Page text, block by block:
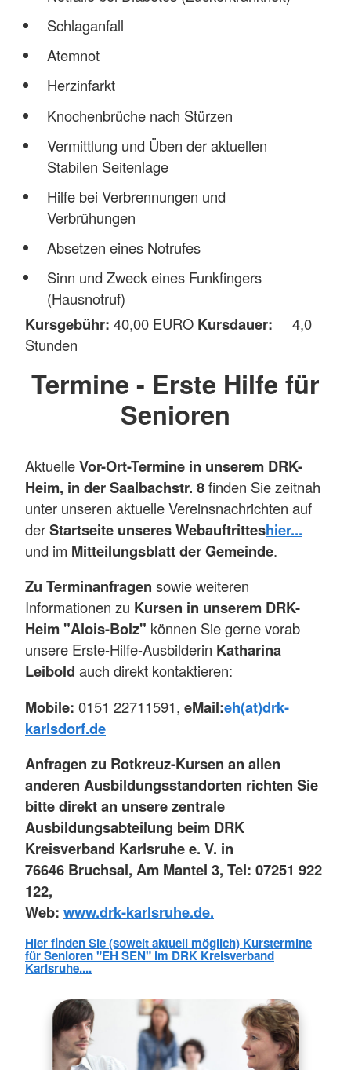
Schlaganfall
Atemnot
Herzinfarkt
Knochenbrüche nach Stürzen
Vermittlung und Üben der aktuellen
Stabilen Seitenlage
Hilfe bei Verbrennungen und
Verbrühungen
Absetzen eines Notrufes
Sinn und Zweck eines Funkfingers
(Hausnotruf)
Kursgebühr: 40,00 EURO Kursdauer: 4,0
Stunden
Termine - Erste Hilfe für
Senioren
AktuelleVor-Ort-Termine in unserem DRK-
Heim, in der Saalbachstr. 8finden Sie zeitnah
unter unseren aktuelle Vereinsnachrichten auf
derStartseite unseres Webauftritteshier...
und im Mitteilungsblatt der Gemeinde.
Zu Terminanfragen sowie weiteren
Informationen zu Kursen in unserem DRK-
Heim "Alois-Bolz" können Sie gerne vorab
unsere Erste-Hilfe-Ausbilderin Katharina
Leibold auch direkt kontaktieren:
Mobile: 0151 22711591, eMail:eh(at)drk-
karlsdorf.de
Anfragen zu Rotkreuz-Kursen an allen
anderen Ausbildungsstandorten richten Sie
bitte direkt an unsere zentrale
Ausbildungsabteilung beim DRK
Kreisverband Karlsruhe e. V. in
76646 Bruchsal, Am Mantel 3, Tel: 07251 922
122,
Web: www.drk-karlsruhe.de.
Hier finden Sie (soweit aktuell möglich) Kurstermine
für Senioren "EH SEN" im DRK Kreisverband
Karlsruhe....